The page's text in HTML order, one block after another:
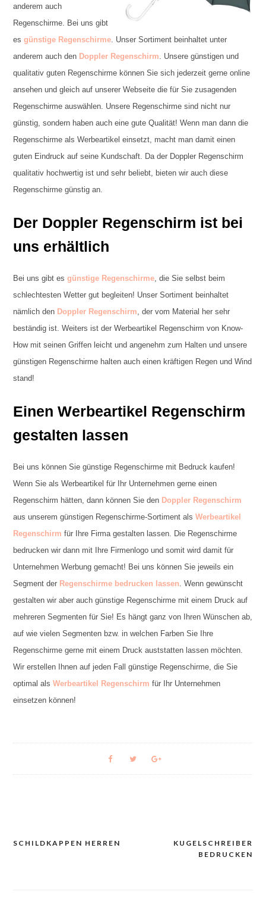
anderem auch
Regenschirme. Bei uns gibt
es günstige Regenschirme. Unser Sortiment beinhaltet unter
anderem auch den Doppler Regenschirm. Unsere günstigen und
qualitativ guten Regenschirme können Sie sich jederzeit gerne online
ansehen und gleich auf unserer Webseite die für Sie zusagenden
Regenschirme auswählen. Unsere Regenschirme sind nicht nur
günstig, sondern haben auch eine gute Qualität! Wenn man dann die
Regenschirme als Werbeartikel einsetzt, macht man damit einen
guten Eindruck auf seine Kundschaft. Da der Doppler Regenschirm
qualitativ hochwertig ist und sehr beliebt, bieten wir auch diese
Regenschirme günstig an.
Der Doppler Regenschirm ist bei
uns erhältlich
Bei uns gibt es günstige Regenschirme, die Sie selbst beim
schlechtesten Wetter gut begleiten! Unser Sortiment beinhaltet
nämlich den Doppler Regenschirm , der vom Material her sehr
beständig ist. Weiters ist der Werbeartikel Regenschirm von Know-
How mit seinen Griffen leicht und angenehm zum Halten und unsere
günstigen Regenschirme halten auch einen kräftigen Regen und Wind
stand!
Einen Werbeartikel Regenschirm
gestalten lassen
Bei uns können Sie günstige Regenschirme mit Bedruck kaufen!
Wenn Sie als Werbeartikel für Ihr Unternehmen gerne einen
Regenschirm hätten, dann können Sie den Doppler Regenschirm
aus unserem günstigen Regenschirme-Sortiment als Werbeartikel
Regenschirm für Ihre Firma gestalten lassen. Die Regenschirme
bedrucken wir dann mit Ihre Firmenlogo und somit wird damit für
Unternehmen Werbung gemacht! Bei uns können Sie jeweils ein
Segment der Regenschirme bedrucken lassen . Wenn gewünscht
gestalten wir aber auch günstige Regenschirme mit einem Druck auf
mehreren Segmenten für Sie! Es hängt ganz von Ihren Wünschen ab,
auf wie vielen Segmenten bzw. in welchen Farben Sie Ihre
Regenschirme gerne mit einem Druck auststatten lassen möchten.
Wir erstellen Ihnen auf jeden Fall günstige Regenschirme, die Sie
optimal als Werbeartikel Regenschirm für Ihr Unternehmen
einsetzen können!
Navigacija
SCHILDKAPPEN HERREN
KUGELSCHREIBER
BEDRUCKEN